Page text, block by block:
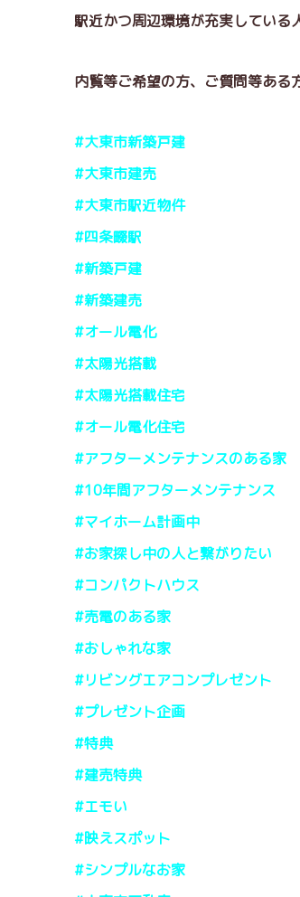
駅近かつ周辺環境が充実している
内覧等ご希望の方、ご質問等ある
#大東市新築戸建
#大東市建売
#大東市駅近物件
#四条畷駅
#新築戸建
#新築建売
#オール電化
#太陽光搭載
#太陽光搭載住宅
#オール電化住宅
#アフターメンテナンスのある家
#10年間アフターメンテナンス
#マイホーム計画中
#お家探し中の人と繋がりたい
#コンパクトハウス
#売電のある家
#おしゃれな家
#リビングエアコンプレゼント
#プレゼント企画
#特典
#建売特典
#エモい
#映えスポット
#シンプルなお家